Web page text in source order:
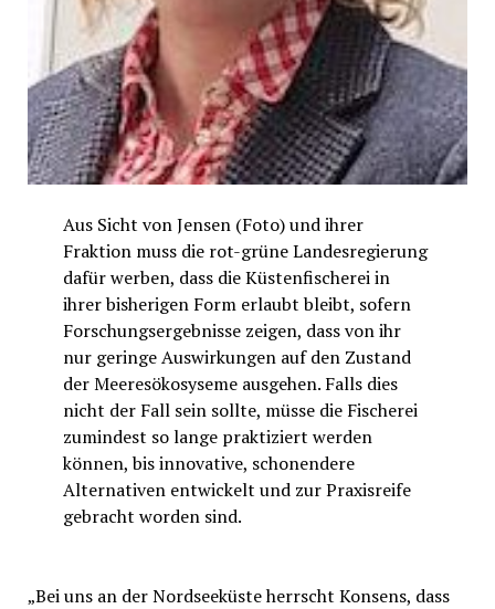
Aus Sicht von Jensen (Foto) und ihrer
Fraktion muss die rot-grüne Landesregierung
dafür werben, dass die Küstenfischerei in
ihrer bisherigen Form erlaubt bleibt, sofern
Forschungsergebnisse zeigen, dass von ihr
nur geringe Auswirkungen auf den Zustand
der Meeresökosyseme ausgehen. Falls dies
nicht der Fall sein sollte, müsse die Fischerei
zumindest so lange praktiziert werden
können, bis innovative, schonendere
Alternativen entwickelt und zur Praxisreife
gebracht worden sind.
„Bei uns an der Nordseeküste herrscht Konsens, dass